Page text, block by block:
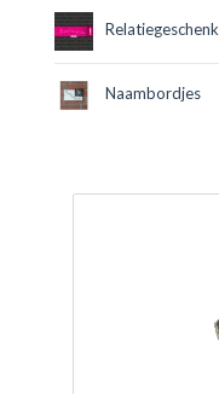
Naambordjes